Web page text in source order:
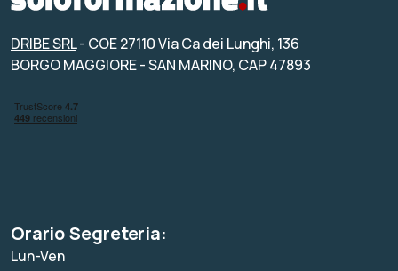
DRIBE SRL- COE 27110 Via Ca dei Lunghi, 136
BORGO MAGGIORE - SAN MARINO, CAP 47893
Orario Segreteria:
Lun-Ven